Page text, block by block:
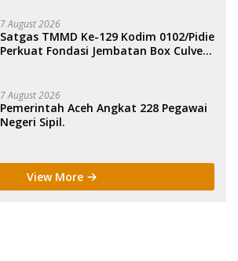
7 August 2026
Satgas TMMD Ke-129 Kodim 0102/Pidie
Perkuat Fondasi Jembatan Box Culvert
7 August 2026
Pemerintah Aceh Angkat 228 Pegawai
Negeri Sipil.
View More